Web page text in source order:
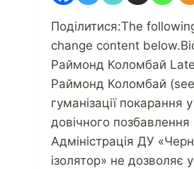
Поділитися:The
change content
Раймонд Коломбай
Раймонд Коломбай
гуманізації покарання
довічного позбавлення
Адміністрація ДУ
ізолятор» не дозволяє